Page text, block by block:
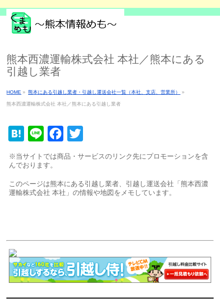
熊本西濃運輸株式会社 本社／熊本にある
引越し業者
HOME » 熊本にある引越し業者・引越し運送会社一覧（本社、支店、営業所） »
熊本西濃運輸株式会社 本社／熊本にある引越し業者
Hatena
LineFacebook
※当サイトでは商品・サービスのリンク先にプロモーションを含
んでおります。
このページは熊本にある引越し業者、引越し運送会社「熊本西濃
運輸株式会社 本社」の情報や地図をメモしています。